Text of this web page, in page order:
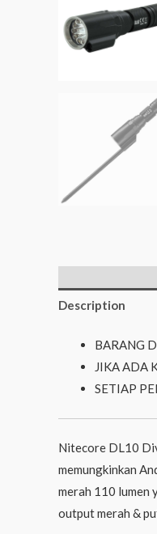
Description
BARANG
JIKA ADA
SETIAP
Nitecore DL10
memungkinkan
merah 110 lumen
output merah &